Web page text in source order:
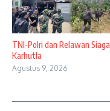
TNI-Polri dan Relawan Siaga
Karhutla
Agustus 9, 2026